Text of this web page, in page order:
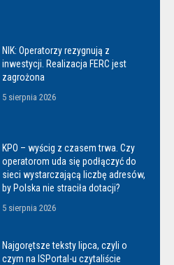
NIK: Operatorzy rezygnują z
inwestycji. Realizacja FERC jest
zagrożona
5 sierpnia 2026
KPO – wyścig z czasem trwa. Czy
operatorom uda się podłączyć do
sieci wystarczającą liczbę adresów,
by Polska nie straciła dotacji?
5 sierpnia 2026
Najgorętsze teksty lipca, czyli o
czym na ISPortal-u czytaliście